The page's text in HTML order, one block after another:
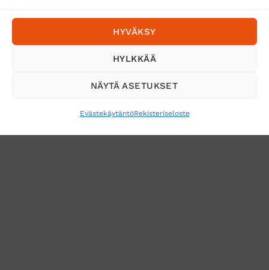
HYVÄKSY
HYLKKÄÄ
NÄYTÄ ASETUKSET
EvästekäytäntöRekisteriseloste
Tilaa uutiskirje ja saat erikoisalennuksia